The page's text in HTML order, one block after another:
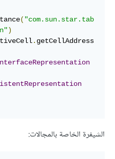
( "com.sun.star.tab
)
. getCellAddress
الشيفرة الخاصة بالمجالات: